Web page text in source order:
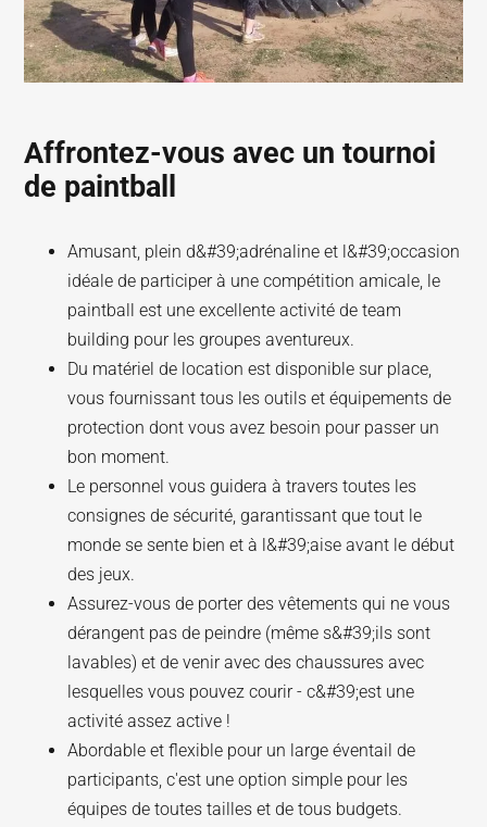
Affrontez-vous avec un tournoi
de paintball
Amusant, plein d&#39;adrénaline et l&#39;occasion
idéale de participer à une compétition amicale, le
paintball est une excellente activité de team
building pour les groupes aventureux.
Du matériel de location est disponible sur place,
vous fournissant tous les outils et équipements de
protection dont vous avez besoin pour passer un
bon moment.
Le personnel vous guidera à travers toutes les
consignes de sécurité, garantissant que tout le
monde se sente bien et à l&#39;aise avant le début
des jeux.
Assurez-vous de porter des vêtements qui ne vous
dérangent pas de peindre (même s&#39;ils sont
lavables) et de venir avec des chaussures avec
lesquelles vous pouvez courir - c&#39;est une
activité assez active !
Abordable et flexible pour un large éventail de
participants, c'est une option simple pour les
équipes de toutes tailles et de tous budgets.